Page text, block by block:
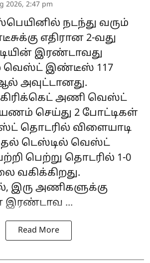
2026, 2:47 pm
நடந்து வரும்
எதிரான 2-வது
இரண்டாவது
வெஸ்ட் இண்டீஸ் 117
அவுட்டானது.
அணி வெஸ்ட்
செய்து 2 போட்டிகள்
தொடரில் விளையாடி
டெஸ்டில் வெஸ்ட்
பெற்று தொடரில் 1-0
வகிக்கிறது.
இரு அணிகளுக்கு
இரண்டாவ ...
Read More